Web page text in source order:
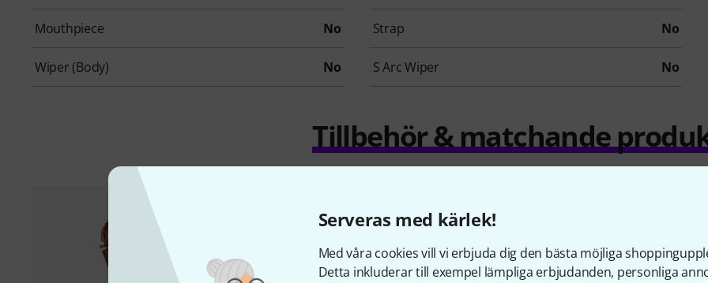
Serveras med kärlek!
Med våra cookies vill vi erbjuda dig den bästa möjliga
Detta inkluderar till exempel lämpliga erbjudanden, personliga
Mouthpiece No Strap No
Wiper (Body) No S Arc Wiper No
Tillbehör & matchande